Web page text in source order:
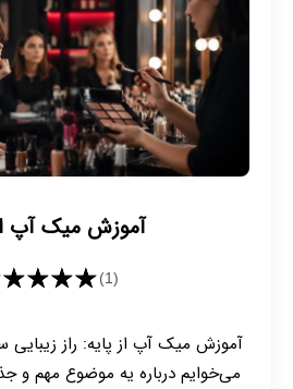
آموزش میک آپ
(1)
آموزش میک آپ از پایه: راز
می‌خوایم درباره یه موضوع مهم و